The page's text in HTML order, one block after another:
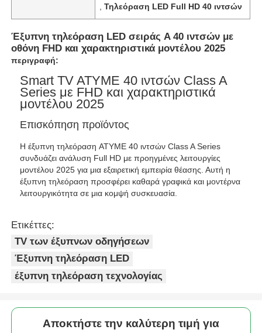
,Τηλεόραση LED Full HD 40 ιντσών
Έξυπνη τηλεόραση LED σειράς A 40 ιντσών με
οθόνη FHD και χαρακτηριστικά μοντέλου 2025
περιγραφή:
Smart TV ATYME 40 ιντσών Class A
Series με FHD και χαρακτηριστικά
μοντέλου 2025
Επισκόπηση προϊόντος
Η έξυπνη τηλεόραση ATYME 40 ιντσών Class A Series
συνδυάζει ανάλυση Full HD με προηγμένες λειτουργίες
μοντέλου 2025 για μια εξαιρετική εμπειρία θέασης. Αυτή η
έξυπνη τηλεόραση προσφέρει καθαρά γραφικά και μοντέρνα
λειτουργικότητα σε μια κομψή συσκευασία.
Ετικέττες:
TV των έξυπνων οδηγήσεων
Έξυπνη τηλεόραση LED
έξυπνη τηλεόραση τεχνολογίας
Αποκτήστε την καλύτερη τιμή για